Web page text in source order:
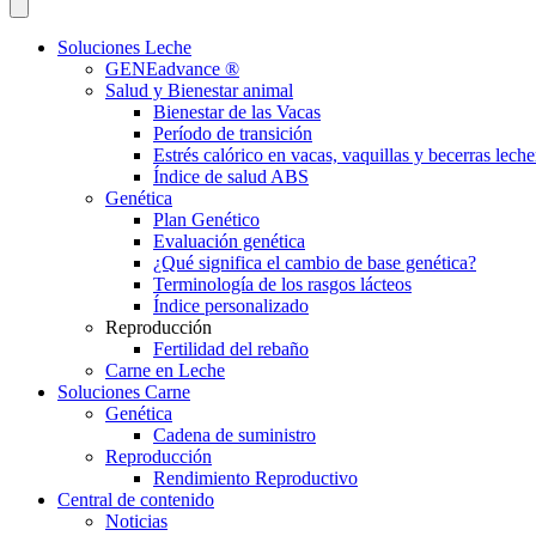
Soluciones Leche
GENEadvance ®
Salud y Bienestar animal
Bienestar de las Vacas
Período de transición
Estrés calórico en vacas, vaquillas y becerras
Índice de salud ABS
Genética
Plan Genético
Evaluación genética
¿Qué significa el cambio de base genética?
Terminología de los rasgos lácteos
Índice personalizado
Reproducción
Fertilidad del rebaño
Carne en Leche
Soluciones Carne
Genética
Cadena de suministro
Reproducción
Rendimiento Reproductivo
Central de contenido
Noticias